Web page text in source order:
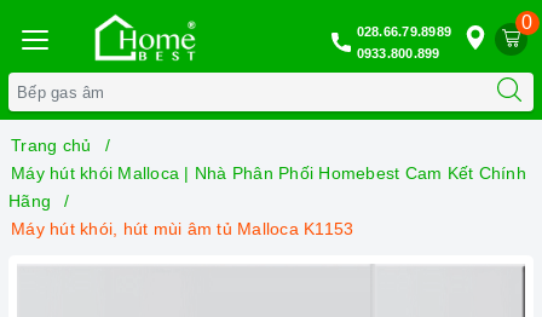
0
028.66.79.8989
0933.800.899
Trang chủ
Máy hút khói Malloca | Nhà Phân Phối Homebest Cam Kết Chính
Hãng
Máy hút khói, hút mùi âm tủ Malloca K1153